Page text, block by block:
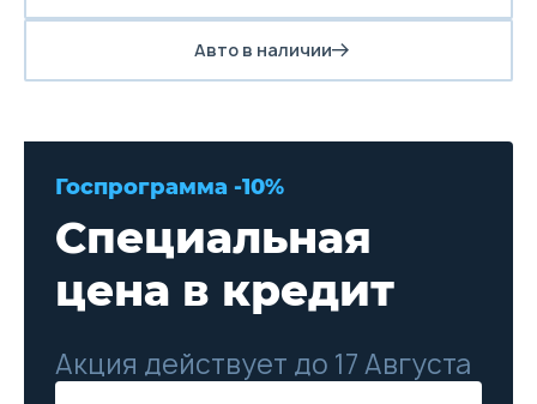
Авто в наличии
Госпрограмма -10%
Специальная
цена в кредит
Акция действует до 17 Августа